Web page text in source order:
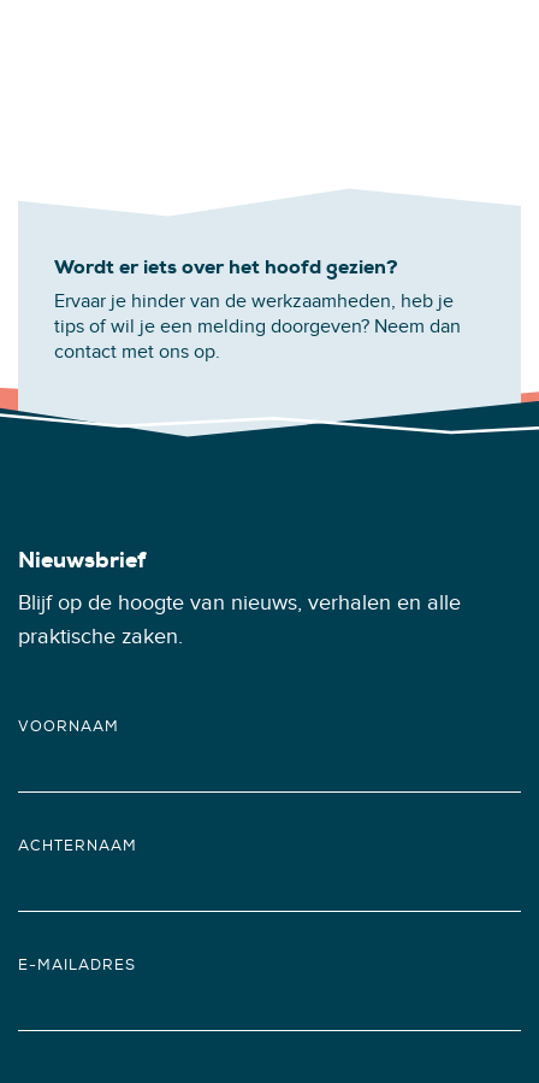
Wordt er iets over het hoofd gezien?
Ervaar je hinder van de werkzaamheden, heb je
tips of wil je een melding doorgeven? Neem dan
contact met ons op.
Nieuwsbrief
Blijf op de hoogte van nieuws, verhalen en alle
praktische zaken.
VOORNAAM
ACHTERNAAM
E-MAILADRES